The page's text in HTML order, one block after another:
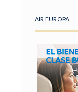
AIR EUROPA